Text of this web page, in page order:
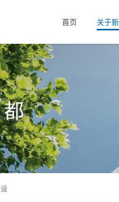
首页 关于